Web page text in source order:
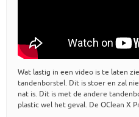
Wat lastig in een video is te laten
tandenborstel. Dit is stoer en zal
nat is. Dit is met de andere
plastic wel het geval. De OClean X